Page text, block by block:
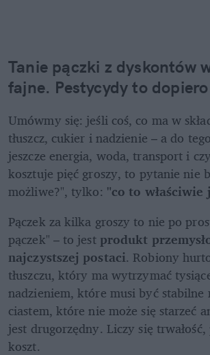
Tanie pączki z dyskontów
fajne. Pestycydy to
Umówmy się: jeśli coś, co ma w
tłuszcz, cukier i nadzienie – a do
jeszcze energia, woda, transport i
kosztuje pięć groszy, to pytanie nie
możliwe?", tylko: "co to właściwie
Pączek za kilka groszy to nie po
pączek" – to jest produkt
najczystszej postaci. Robiony
tłuszczu, który ma wytrzymać
nadzieniem, które musi być stabilne
ciastem, które nie może się starzeć
jest drugorzędny. Liczy się
koszt.